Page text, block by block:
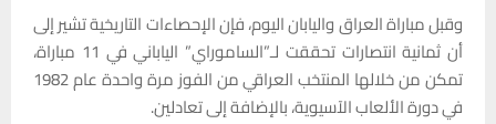
وقبل مباراة العراق واليابان اليوم، فإن الإحصاءات التاريخية تشير إلى
أن ثمانية انتصارات تحققت لـ”الساموراي” الياباني في 11 مباراة،
تمكن من خلالها المنتخب العراقي من الفوز مرة واحدة عام 1982
في دورة الألعاب الآسيوية، بالإضافة إلى تعادلين.